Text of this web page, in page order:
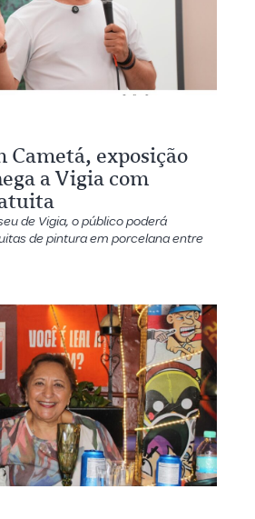
Cametá, exposição
a Vigia com
de Vigia, o público poderá
de pintura em porcelana entre